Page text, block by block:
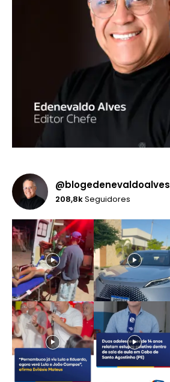
@blogedenevaldoalves
208,8kSeguidores